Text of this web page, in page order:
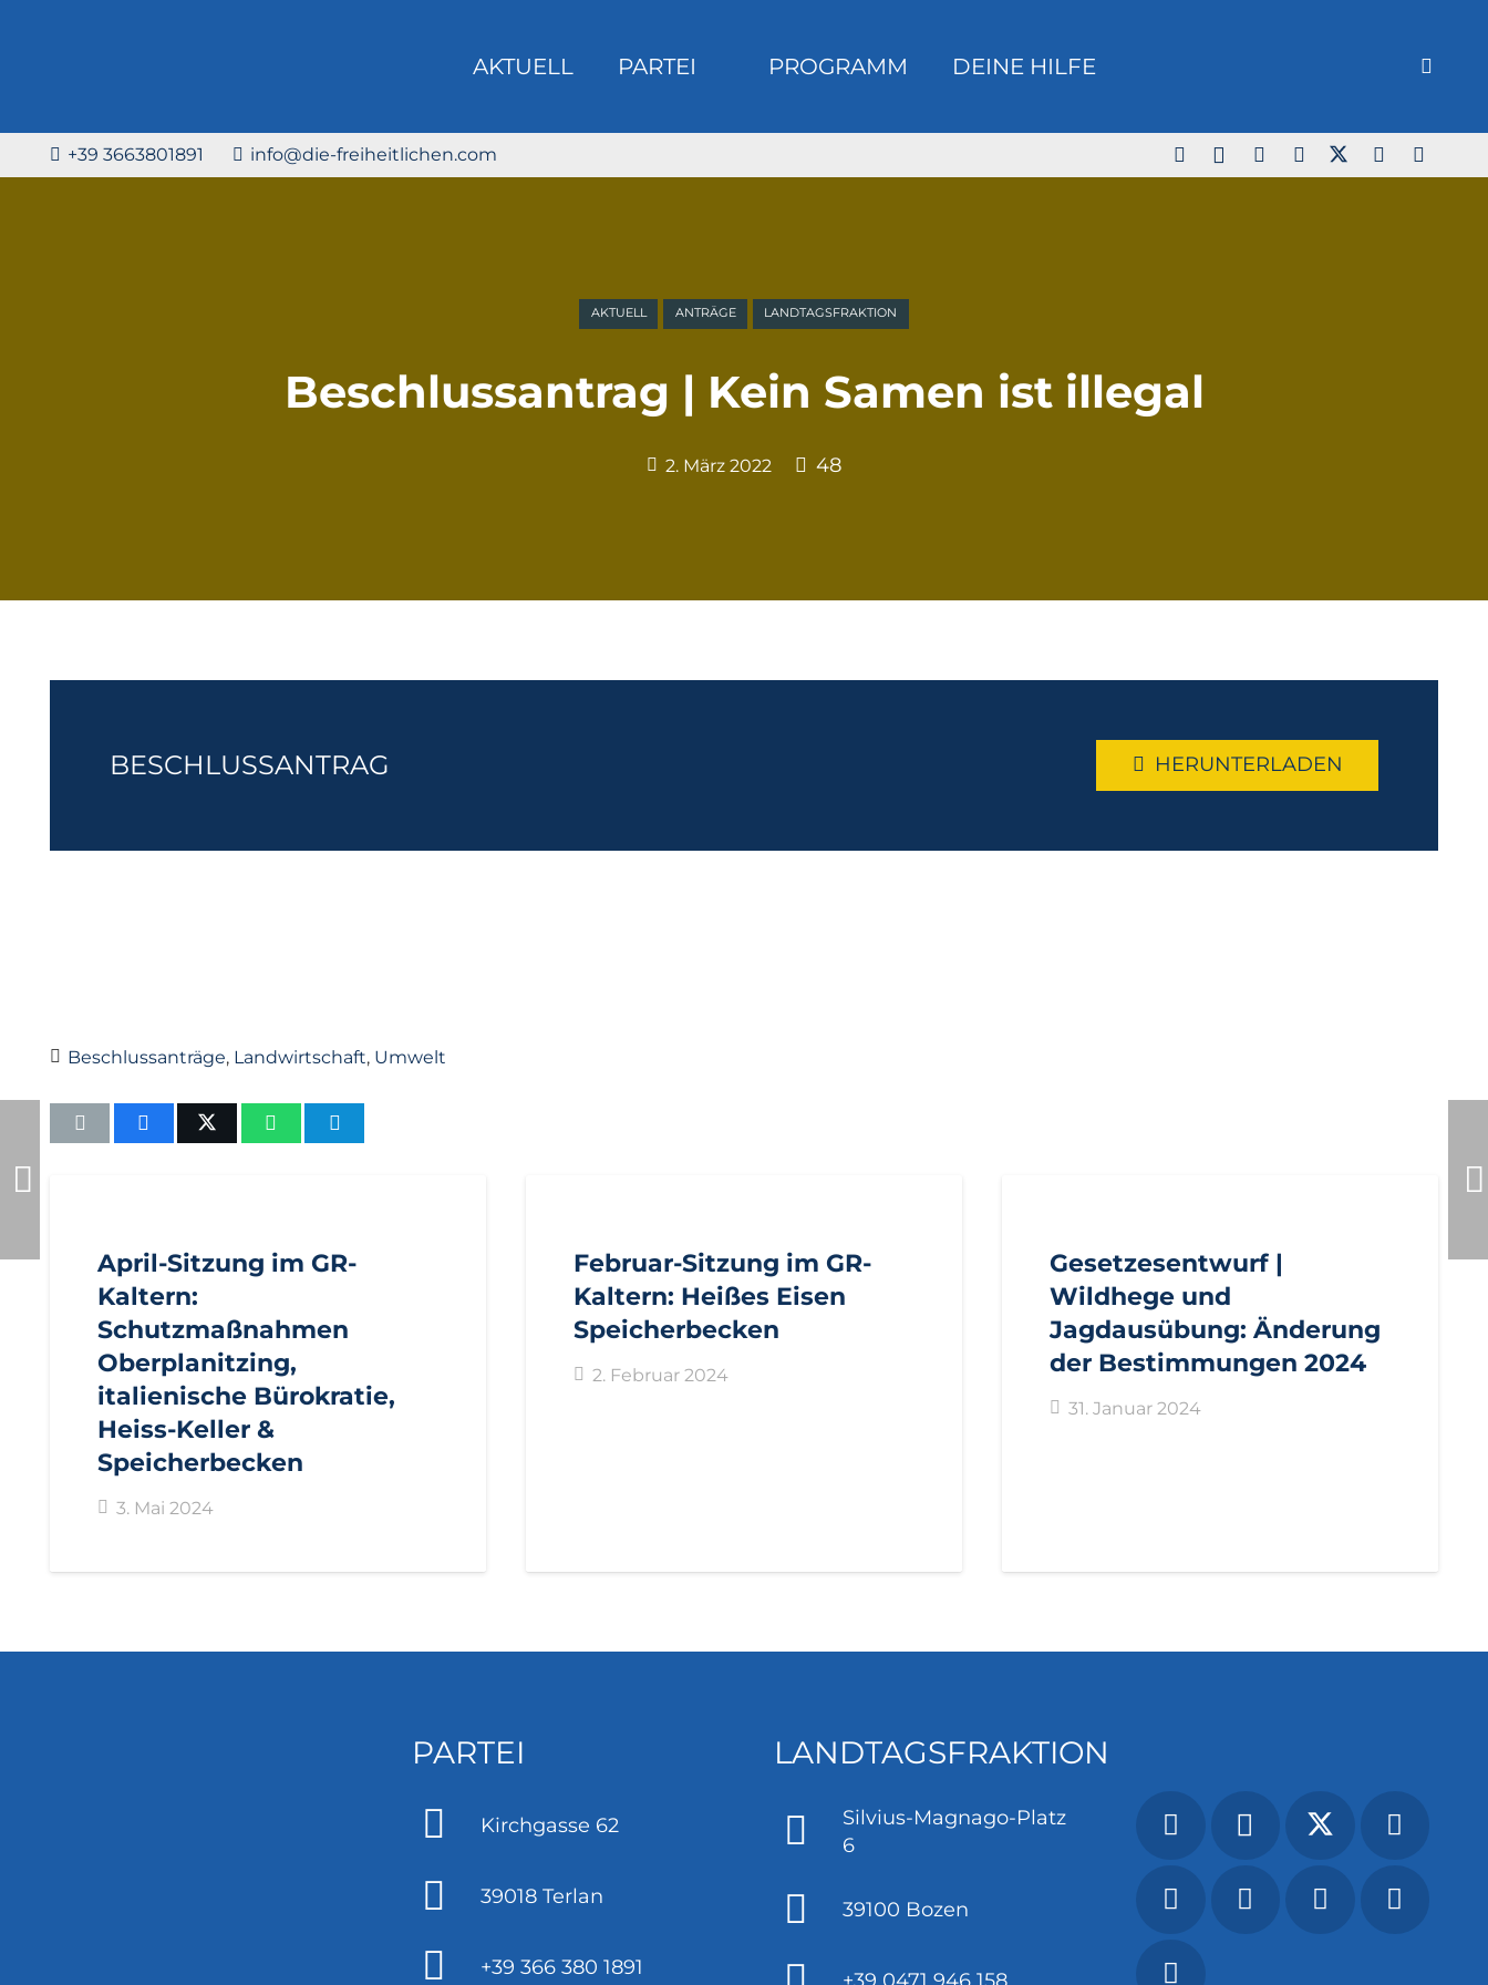
AKTUELL PARTEI PROGRAMM DEINE HILFE
+39 3663801891 info@die-freiheitlichen.com
AKTUELL ANTRÄGE LANDTAGSFRAKTION
Beschlussantrag | Kein Samen ist illegal
2. März 2022 48
BESCHLUSSANTRAG HERUNTERLADEN
Beschlussanträge, Landwirtschaft, Umwelt
KALTERN PRESSE PRESSEMITTEILUNGEN
April-Sitzung im GR-
Kaltern:
Schutzmaßnahmen
Oberplanitzing,
italienische Bürokratie,
Heiss-Keller &
Speicherbecken
3. Mai 2024
KALTERN PRESSE PRESSEMITTEILUNGEN
Februar-Sitzung im GR-
Kaltern: Heißes Eisen
Speicherbecken
2. Februar 2024
Gesetzesentwurf |
Wildhege und
Jagdausübung: Änderung
der Bestimmungen 2024
31. Januar 2024
PARTEI
Kirchgasse 62
39018 Terlan
+39 366 380 1891
LANDTAGSFRAKTION
Silvius-Magnago-Platz
6
39100 Bozen
+39 0471 946 158